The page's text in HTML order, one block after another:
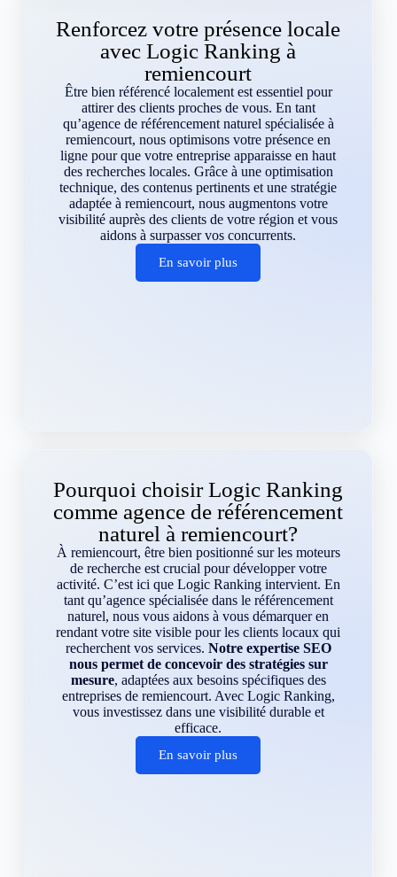
Renforcez votre présence locale
avec Logic Ranking à
remiencourt
Être bien référencé localement est essentiel pour
attirer des clients proches de vous. En tant
qu’agence de référencement naturel spécialisée à
remiencourt, nous optimisons votre présence en
ligne pour que votre entreprise apparaisse en haut
des recherches locales. Grâce à une optimisation
technique, des contenus pertinents et une stratégie
adaptée à remiencourt, nous augmentons votre
visibilité auprès des clients de votre région et vous
aidons à surpasser vos concurrents.
En savoir plus
Pourquoi choisir Logic Ranking
comme agence de référencement
naturel à remiencourt?
À remiencourt, être bien positionné sur les moteurs
de recherche est crucial pour développer votre
activité. C’est ici que Logic Ranking intervient. En
tant qu’agence spécialisée dans le référencement
naturel, nous vous aidons à vous démarquer en
rendant votre site visible pour les clients locaux qui
recherchent vos services. Notre expertise SEO
nous permet de concevoir des stratégies sur
mesure, adaptées aux besoins spécifiques des
entreprises de remiencourt. Avec Logic Ranking,
vous investissez dans une visibilité durable et
efficace.
En savoir plus